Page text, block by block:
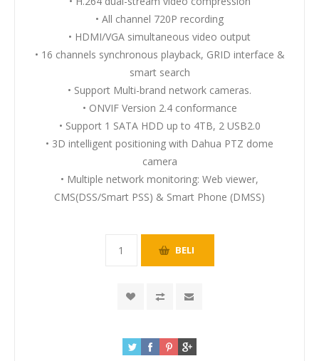
• All channel 720P recording
• HDMI/VGA simultaneous video output
• 16 channels synchronous playback, GRID interface &
smart search
• Support Multi-brand network cameras.
• ONVIF Version 2.4 conformance
• Support 1 SATA HDD up to 4TB, 2 USB2.0
• 3D intelligent positioning with Dahua PTZ dome
camera
• Multiple network monitoring: Web viewer,
CMS(DSS/Smart PSS) & Smart Phone (DMSS)